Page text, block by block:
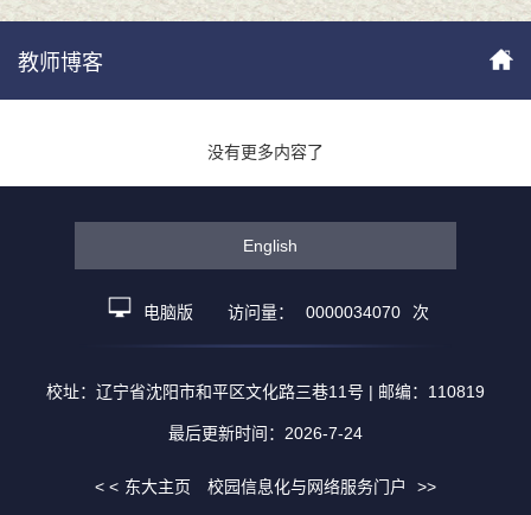
教师博客
没有更多内容了
English
电脑版 访问量： 0000034070 次
校址：辽宁省沈阳市和平区文化路三巷11号 | 邮编：110819
最后更新时间： 2026-7-24
< < 东大主页 校园信息化与网络服务门户 >>